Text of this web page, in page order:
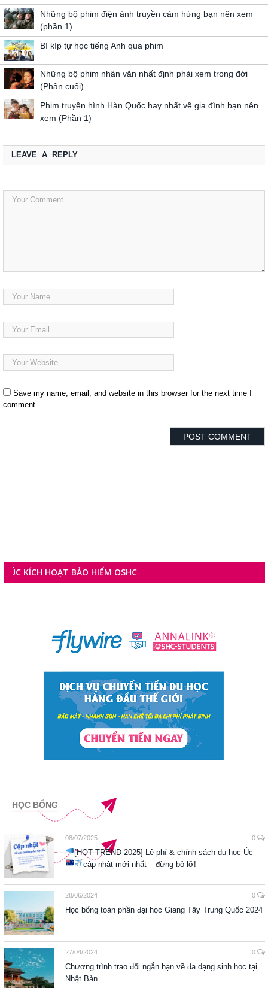
Những bộ phim điện ảnh truyền cảm hứng bạn nên xem
(phần 1)
Bí kíp tự học tiếng Anh qua phim
Những bộ phim nhân văn nhất định phải xem trong đời
(Phần cuối)
Phim truyền hình Hàn Quốc hay nhất về gia đình bạn nên
xem (Phần 1)
LEAVE A REPLY
Save my name, email, and website in this browser for the next time I
comment.
BẢO HIỂM OSHC
HỌC BỔNG
08/07/2025 0
[HOT TREND 2025] Lệ phí & chính sách du học Úc
cập nhật mới nhất – đừng bỏ lỡ!
28/06/2024 0
Học bổng toàn phần đại học Giang Tây Trung Quốc 2024
27/04/2024 0
Chương trình trao đổi ngắn hạn về đa dạng sinh học tại
Nhật Bản